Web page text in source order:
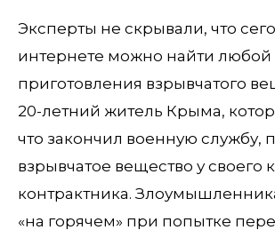
Эксперты не скрывали, что
интернете можно найти любой
приготовления взрывчатого
20-летний житель Крыма,
что закончил военную службу,
взрывчатое вещество у своего
контрактника.
«на горячем» при попытке